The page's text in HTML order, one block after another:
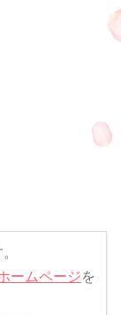
ームページを